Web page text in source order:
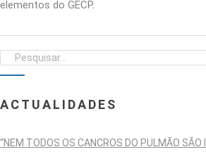
elementos do GECP.
ACTUALIDADES
“NEM TODOS OS CANCROS DO PULMÃO SÃO